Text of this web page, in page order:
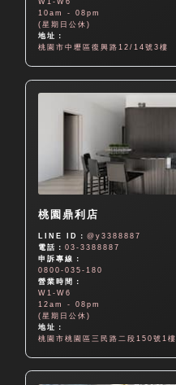
W1-W6
10am - 08pm
(星期日公休)
地址：
桃園市中壢區復興路12/14號3樓
桃園鼎利店
LINE ID：@y3388887
電話：03-3388887
申訴專線：
0800-035-180
營業時間：
W1-W6
12am - 08pm
(星期日公休)
地址：
桃園市桃園區三民路二段150號1樓